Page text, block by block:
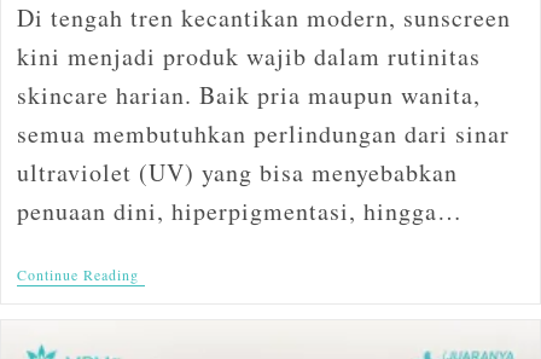
Di tengah tren kecantikan modern, sunscreen
kini menjadi produk wajib dalam rutinitas
skincare harian. Baik pria maupun wanita,
semua membutuhkan perlindungan dari sinar
ultraviolet (UV) yang bisa menyebabkan
penuaan dini, hiperpigmentasi, hingga…
Continue Reading